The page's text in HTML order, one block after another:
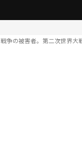
戦争の被害者。第二次世界大